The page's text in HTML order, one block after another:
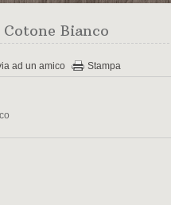
Bianco
ad un amico Stampa